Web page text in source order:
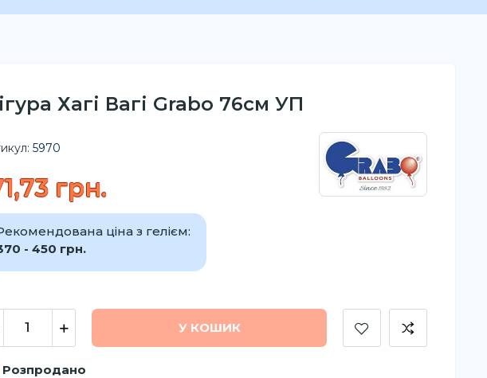
Хагі Вагі Grabo 76см УП
5970
грн.
ціна з гелієм:
- 450 грн.
У КОШИК
Розпродано